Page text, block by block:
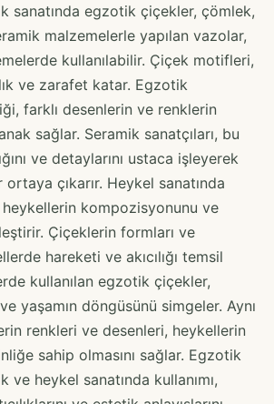
sanatında egzotik çiçekler, çömlek,
malzemelerle yapılan vazolar,
kullanılabilir. Çiçek motifleri,
ve zarafet katar. Egzotik
farklı desenlerin ve renklerin
sağlar. Seramik sanatçıları, bu
ve detaylarını ustaca işleyerek
çıkarır. Heykel sanatında
kompozisyonunu ve
Çiçeklerin formları ve
hareketi ve akıcılığı temsil
kullanılan egzotik çiçekler,
yaşamın döngüsünü simgeler. Aynı
renkleri ve desenleri, heykellerin
sahip olmasını sağlar. Egzotik
ve heykel sanatında kullanımı,